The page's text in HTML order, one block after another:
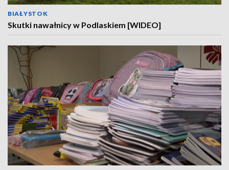
BIAŁYSTOK
Skutki nawałnicy w Podlaskiem [WIDEO]